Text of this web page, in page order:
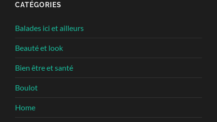
CATÉGORIES
Balades ici et ailleurs
Beauté et look
Bien être et santé
Boulot
Home